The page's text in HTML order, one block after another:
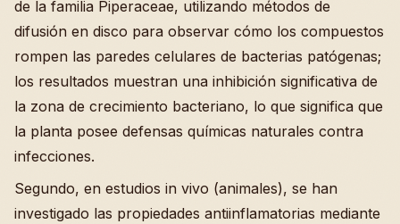
de la familia Piperaceae, utilizando métodos de
difusión en disco para observar cómo los compuestos
rompen las paredes celulares de bacterias patógenas;
los resultados muestran una inhibición significativa de
la zona de crecimiento bacteriano, lo que significa que
la planta posee defensas químicas naturales contra
infecciones.
Segundo, en estudios in vivo (animales), se han
investigado las propiedades antiinflamatorias mediante